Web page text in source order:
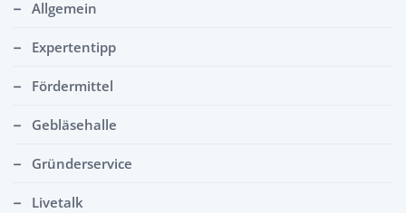
Allgemein
Expertentipp
Fördermittel
Gebläsehalle
Gründerservice
Livetalk